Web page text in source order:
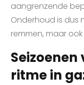
aangrenzende
Onderhoud is dus
remmen, maar
ritme in